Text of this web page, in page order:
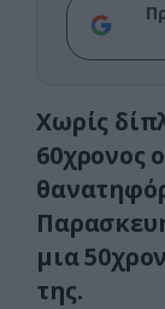
Χωρίς
60χρονος
μια
της.